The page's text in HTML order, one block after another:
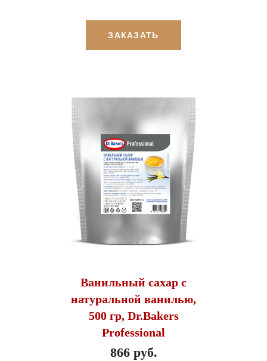
ЗАКАЗАТЬ
Ванильный сахар с
натуральной ванилью,
500 гр, Dr.Bakers
Professional
866 руб.